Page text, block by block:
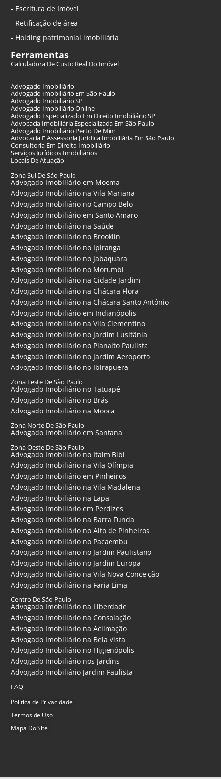
- Escritura de Imóvel
- Retificação de área
- Holding patrimonial imobiliária
Ferramentas
Calculadora De Custo Real Do Imóvel
Advogado Imobiliário
Advogado Imobiliário Em São Paulo
Advogado Imobiliário SP
Advogado Imobiliário Online
Advogado Especializado Em Direito Imobiliário SP
Advocacia Imobiliária Especializada Em São Paulo
Advogado Imobiliário Perto De Mim
Advocacia E Assessoria Jurídica Imobiliária Em São Paulo
Consultoria Em Direito Imobiliário
Serviços Jurídicos Imobiliários
Locais De Atuação
Zona Sul De São Paulo
Advogado Imobiliário em Moema
Advogado Imobiliário na Vila Mariana
Advogado Imobiliário no Campo Belo
Advogado Imobiliário em Santo Amaro
Advogado Imobiliário na Saúde
Advogado Imobiliário no Brooklin
Advogado Imobiliário no Ipiranga
Advogado Imobiliário no Jabaquara
Advogado Imobiliário no Morumbi
Advogado Imobiliário na Cidade Jardim
Advogado Imobiliário na Chácara Flora
Advogado Imobiliário na Chácara Santo Antônio
Advogado Imobiliário em Indianópolis
Advogado Imobiliário na Vila Clementino
Advogado Imobiliário no Jardim Lusitânia
Advogado Imobiliário no Planalto Paulista
Advogado Imobiliário no Jardim Aeroporto
Advogado Imobiliário no Ibirapuera
Zona Leste De São Paulo
Advogado Imobiliário no Tatuapé
Advogado Imobiliário no Brás
Advogado Imobiliário na Mooca
Zona Norte De São Paulo
Advogado Imobiliário em Santana
Zona Oeste De São Paulo
Advogado Imobiliário no Itaim Bibi
Advogado Imobiliário na Vila Olímpia
Advogado Imobiliário em Pinheiros
Advogado Imobiliário na Vila Madalena
Advogado Imobiliário na Lapa
Advogado Imobiliário em Perdizes
Advogado Imobiliário na Barra Funda
Advogado Imobiliário no Alto de Pinheiros
Advogado Imobiliário no Pacaembu
Advogado Imobiliário no Jardim Paulistano
Advogado Imobiliário no Jardim Europa
Advogado Imobiliário na Vila Nova Conceição
Advogado Imobiliário na Faria Lima
Centro De São Paulo
Advogado Imobiliário na Liberdade
Advogado Imobiliário na Consolação
Advogado Imobiliário na Aclimação
Advogado Imobiliário na Bela Vista
Advogado Imobiliário no Higienópolis
Advogado Imobiliário nos Jardins
Advogado Imobiliário Jardim Paulista
FAQ
Política de Privacidade
Termos de Uso
Mapa Do Site